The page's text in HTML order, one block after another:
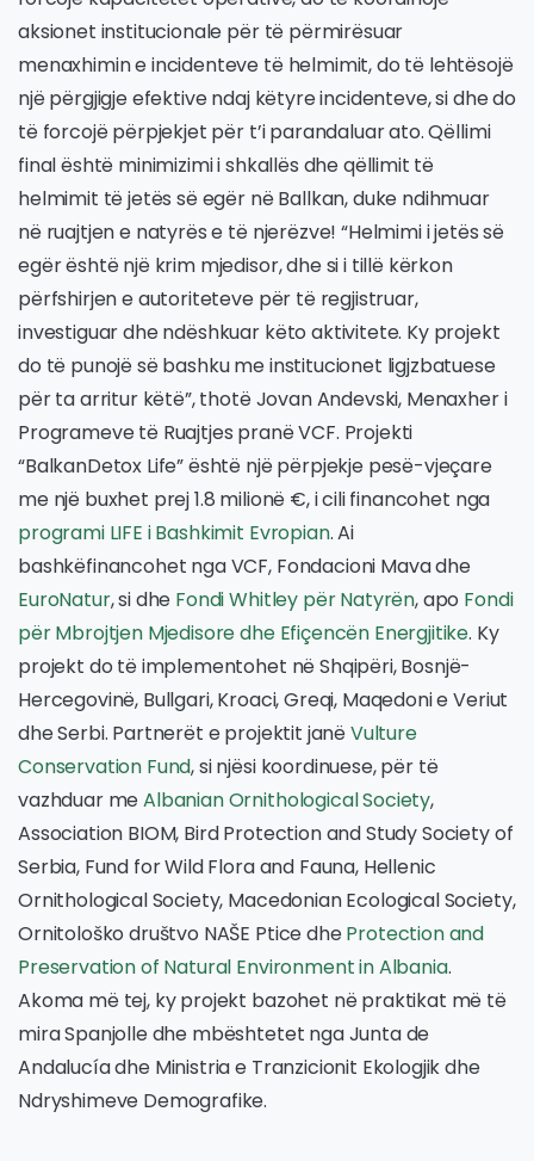
aksionet institucionale për të përmirësuar
menaxhimin e incidenteve të helmimit, do të lehtësojë
një përgjigje efektive ndaj këtyre incidenteve, si dhe do
të forcojë përpjekjet për t’i parandaluar ato. Qëllimi
final është minimizimi i shkallës dhe qëllimit të
helmimit të jetës së egër në Ballkan, duke ndihmuar
në ruajtjen e natyrës e të njerëzve! “Helmimi i jetës së
egër është një krim mjedisor, dhe si i tillë kërkon
përfshirjen e autoriteteve për të regjistruar,
investiguar dhe ndëshkuar këto aktivitete. Ky projekt
do të punojë së bashku me institucionet ligjzbatuese
për ta arritur këtë”, thotë Jovan Andevski, Menaxher i
Programeve të Ruajtjes pranë VCF. Projekti
“BalkanDetox Life” është një përpjekje pesë-vjeçare
me një buxhet prej 1.8 milionë €, i cili financohet nga
programi LIFE i Bashkimit Evropian. Ai
bashkëfinancohet nga VCF, Fondacioni Mava dhe
EuroNatur, si dhe Fondi Whitley për Natyrën, apo Fondi
për Mbrojtjen Mjedisore dhe Efiçencën Energjitike. Ky
projekt do të implementohet në Shqipëri, Bosnjë-
Hercegovinë, Bullgari, Kroaci, Greqi, Maqedoni e Veriut
dhe Serbi. Partnerët e projektit janëVulture
Conservation Fund, si njësi koordinuese, për të
vazhduar meAlbanian Ornithological Society,
Association BIOM, Bird Protection and Study Society of
Serbia, Fund for Wild Flora and Fauna, Hellenic
Ornithological Society, Macedonian Ecological Society,
Ornitološko društvo NAŠE Ptice dheProtection and
Preservation of Natural Environment in Albania.
Akoma më tej, ky projekt bazohet në praktikat më të
mira Spanjolle dhe mbështetet nga Junta de
Andalucía dhe Ministria e Tranzicionit Ekologjik dhe
Ndryshimeve Demografike.